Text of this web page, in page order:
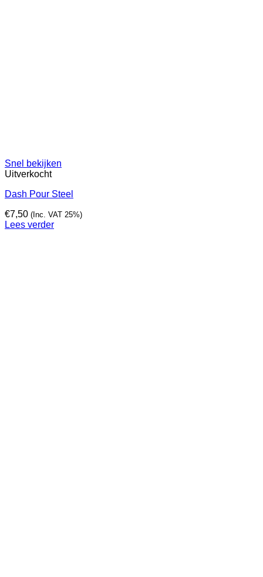
Snel bekijken
Uitverkocht
Dash Pour Steel
€7,50 (Inc. VAT 25%)
Lees verder